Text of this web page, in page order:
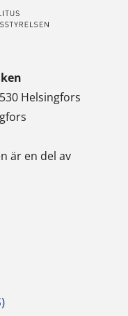
Helsingfors
är en del av